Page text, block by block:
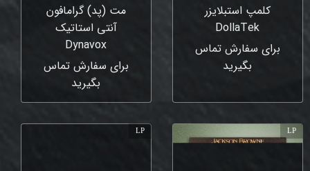
کلمپ استبلایزر
DollaTek
برای سفارش تماس
بگیرید
مت (پد) گرامافون
آنتی استاتیک
Dynavox
برای سفارش تماس
بگیرید
LP
LP